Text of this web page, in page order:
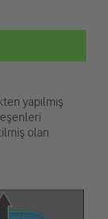
yapılmış
olan